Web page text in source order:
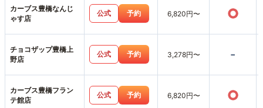
カーブス豊橋なんじ
ゃす店
公式 予約 6,820円〜 ○
チョコザップ豊橋上
野店
公式 予約 3,278円〜 -
カーブス豊橋フラン
テ館店
公式 予約 6,820円〜 ○